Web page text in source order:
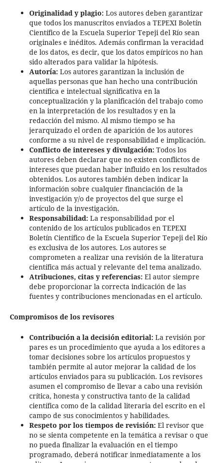
Originalidad y plagio:Los autores deben garantizar
que todos los manuscritos enviados a TEPEXI Boletín
Científico de la Escuela Superior Tepeji del Río sean
originales e inéditos. Además confirman la veracidad
de los datos, es decir, que los datos empíricos no han
sido alterados para validar la hipótesis.
Autoría:Los autores garantizan la inclusión de
aquellas personas que han hecho una contribución
científica e intelectual significativa en la
conceptualización y la planificación del trabajo como
en la interpretación de los resultados y en la
redacción del mismo. Al mismo tiempo se ha
jerarquizado el orden de aparición de los autores
conforme a su nivel de responsabilidad e implicación.
Conflicto de intereses y divulgación:Todos los
autores deben declarar que no existen conflictos de
intereses que puedan haber influido en los resultados
obtenidos. Los autores también deben indicar la
información sobre cualquier financiación de la
investigación y/o de proyectos del que surge el
artículo de la investigación.
Responsabilidad:La responsabilidad por el
contenido de los artículos publicados en TEPEXI
Boletín Científico de la Escuela Superior Tepeji del Río
es exclusiva de los autores. Los autores se
comprometen a realizar una revisión de la literatura
científica más actual y relevante del tema analizado.
Atribuciones, citas y referencias:El autor siempre
debe proporcionar la correcta indicación de las
fuentes y contribuciones mencionadas en el artículo.
Compromisos de los revisores
Contribución a la decisión editorial:La revisión por
pares es un procedimiento que ayuda a los editores a
tomar decisiones sobre los artículos propuestos y
también permite al autor mejorar la calidad de los
artículos enviados para su publicación. Los revisores
asumen el compromiso de llevar a cabo una revisión
crítica, honesta y constructiva tanto de la calidad
científica como de la calidad literaria del escrito en el
campo de sus conocimientos y habilidades.
Respeto por los tiempos de revisión:El revisor que
no se sienta competente en la temática a revisar o que
no pueda finalizar la evaluación en el tiempo
programado, deberá notificar inmediatamente a los